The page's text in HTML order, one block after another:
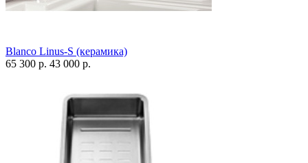
Blanco Linus-S (керамика)
65 300 р. 43 000 р.